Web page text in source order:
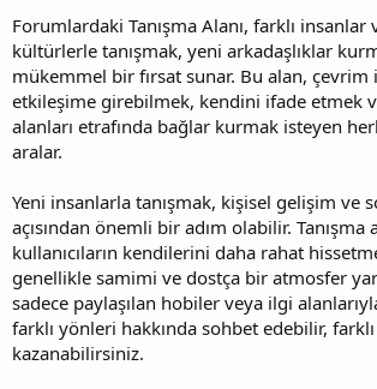
a
n
i
h
i
Forumlardaki Tanışma Alanı, farklı insanlar
kültürlerle tanışmak, yeni arkadaşlıklar
mükemmel bir fırsat sunar. Bu alan,
etkileşime girebilmek, kendini ifade etmek
alanları etrafında bağlar kurmak isteyen
aralar.
Yeni insanlarla tanışmak, kişisel gelişim ve
açısından önemli bir adım olabilir. Tanışma
kullanıcıların kendilerini daha rahat
genellikle samimi ve dostça bir atmosfer
sadece paylaşılan hobiler veya ilgi
farklı yönleri hakkında sohbet edebilir, farklı
kazanabilirsiniz.